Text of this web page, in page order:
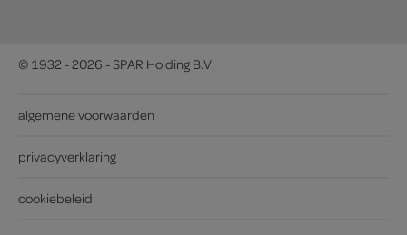
© 1932 - 2026 - SPAR Holding B.V.
algemene voorwaarden
privacyverklaring
cookiebeleid